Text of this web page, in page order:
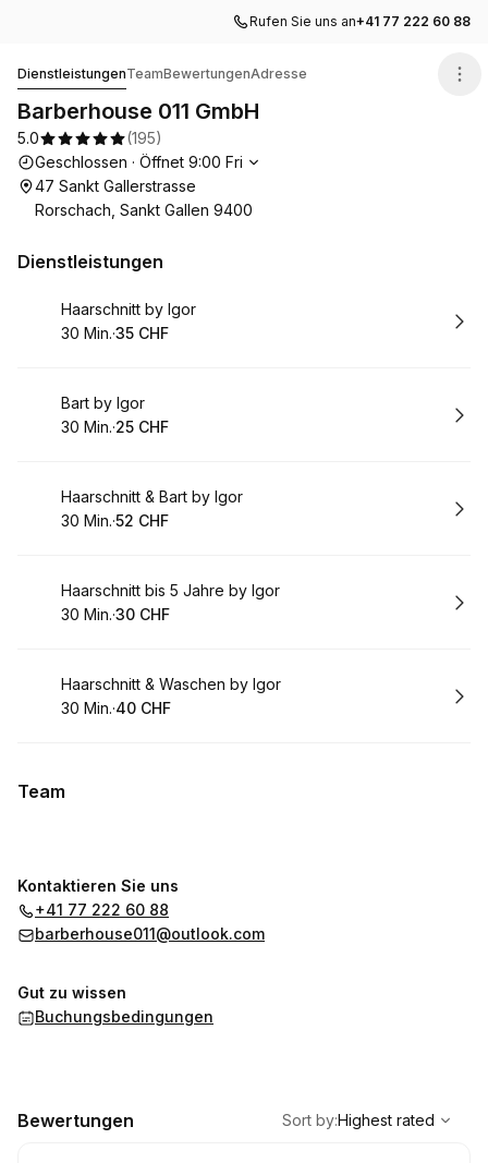
Rufen Sie uns an+41 77 222 60 88
DienstleistungenTeamBewertungenAdresse
Barberhouse 011 GmbH
5.0 (195)
Die Öffnungszeiten
Geschlossen · Öffnet 9:00 Fri
47 Sankt Gallerstrasse
Rorschach, Sankt Gallen 9400
Dienstleistungen
Buchen
Haarschnitt by Igor
.Dauer:
30 Min.·
.Preis
35 CHF
Buchen
Bart by Igor
.Dauer:
30 Min.·
.Preis
25 CHF
Buchen
Haarschnitt & Bart by Igor
.Dauer:
30 Min.·
.Preis
52 CHF
Buchen
Haarschnitt bis 5 Jahre by Igor
.Dauer:
30 Min.·
.Preis
30 CHF
Buchen
Haarschnitt & Waschen by Igor
.Dauer:
30 Min.·
.Preis
40 CHF
Team
Kontaktieren Sie uns
+41 77 222 60 88
barberhouse011@outlook.com
Gut zu wissen
Buchungsbedingungen
Bewertungen
Highest rated
Sort by:Highest rated